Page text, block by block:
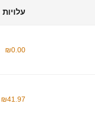
עלויות
₪0.00
₪41.97